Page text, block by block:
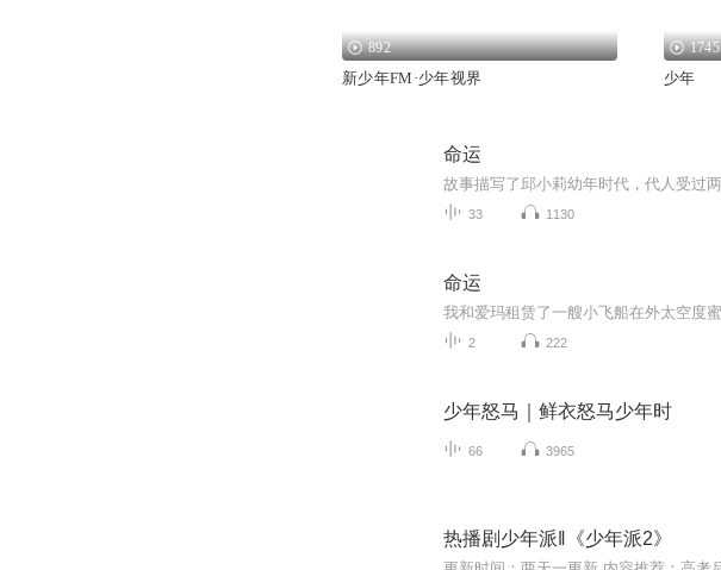
892
新少年FM·少年视界
1745
少年
命运
33 1130
命运
2 222
少年怒马｜鲜衣怒马少年时
66 3965
热播剧少年派‖《少年派2》